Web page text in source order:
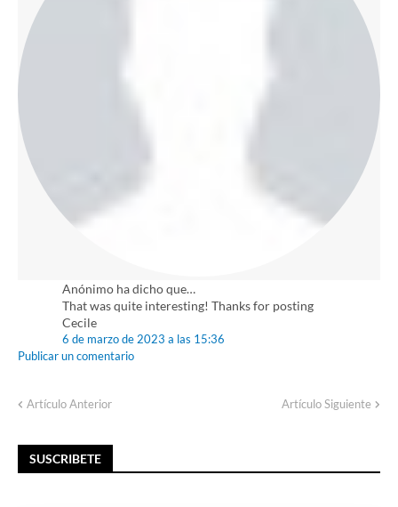
Anónimo ha dicho que…
That was quite interesting! Thanks for posting
Cecile
6 de marzo de 2023 a las 15:36
Publicar un comentario
Artículo Anterior Artículo Siguiente
SUSCRIBETE